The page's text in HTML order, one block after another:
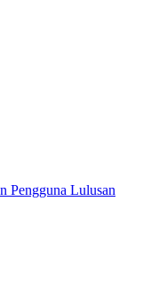
Pengguna Lulusan